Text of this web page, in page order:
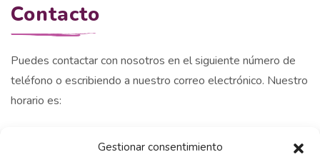
Gestionar consentimiento
Contacto
Puedes contactar con nosotros en el siguiente número de
teléfono o escribiendo a nuestro correo electrónico. Nuestro
horario es:
Sabados : 09.00 am - 14.00 pm